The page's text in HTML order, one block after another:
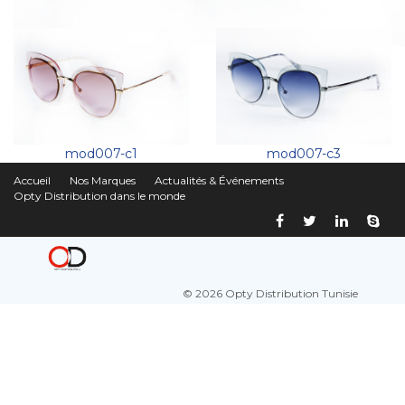
mod007-c1 mod007-c3
Accueil Nos Marques
Actualités & Événements
Opty Distribution dans le monde
© 2026 Opty Distribution Tunisie